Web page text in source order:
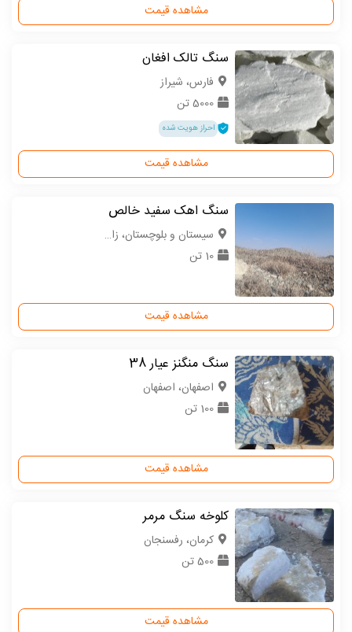
مشاهده قیمت
سنگ تالک افغان
فارس، شیراز
5000 تن
احراز هویت شده
مشاهده قیمت
سنگ اهک سفید خالص
سیستان و بلوچستان، زاهدان
10 تن
مشاهده قیمت
سنگ منگنز عیار 38
اصفهان، اصفهان
100 تن
مشاهده قیمت
کلوخه سنگ مرمر
كرمان، رفسنجان
500 تن
مشاهده قیمت